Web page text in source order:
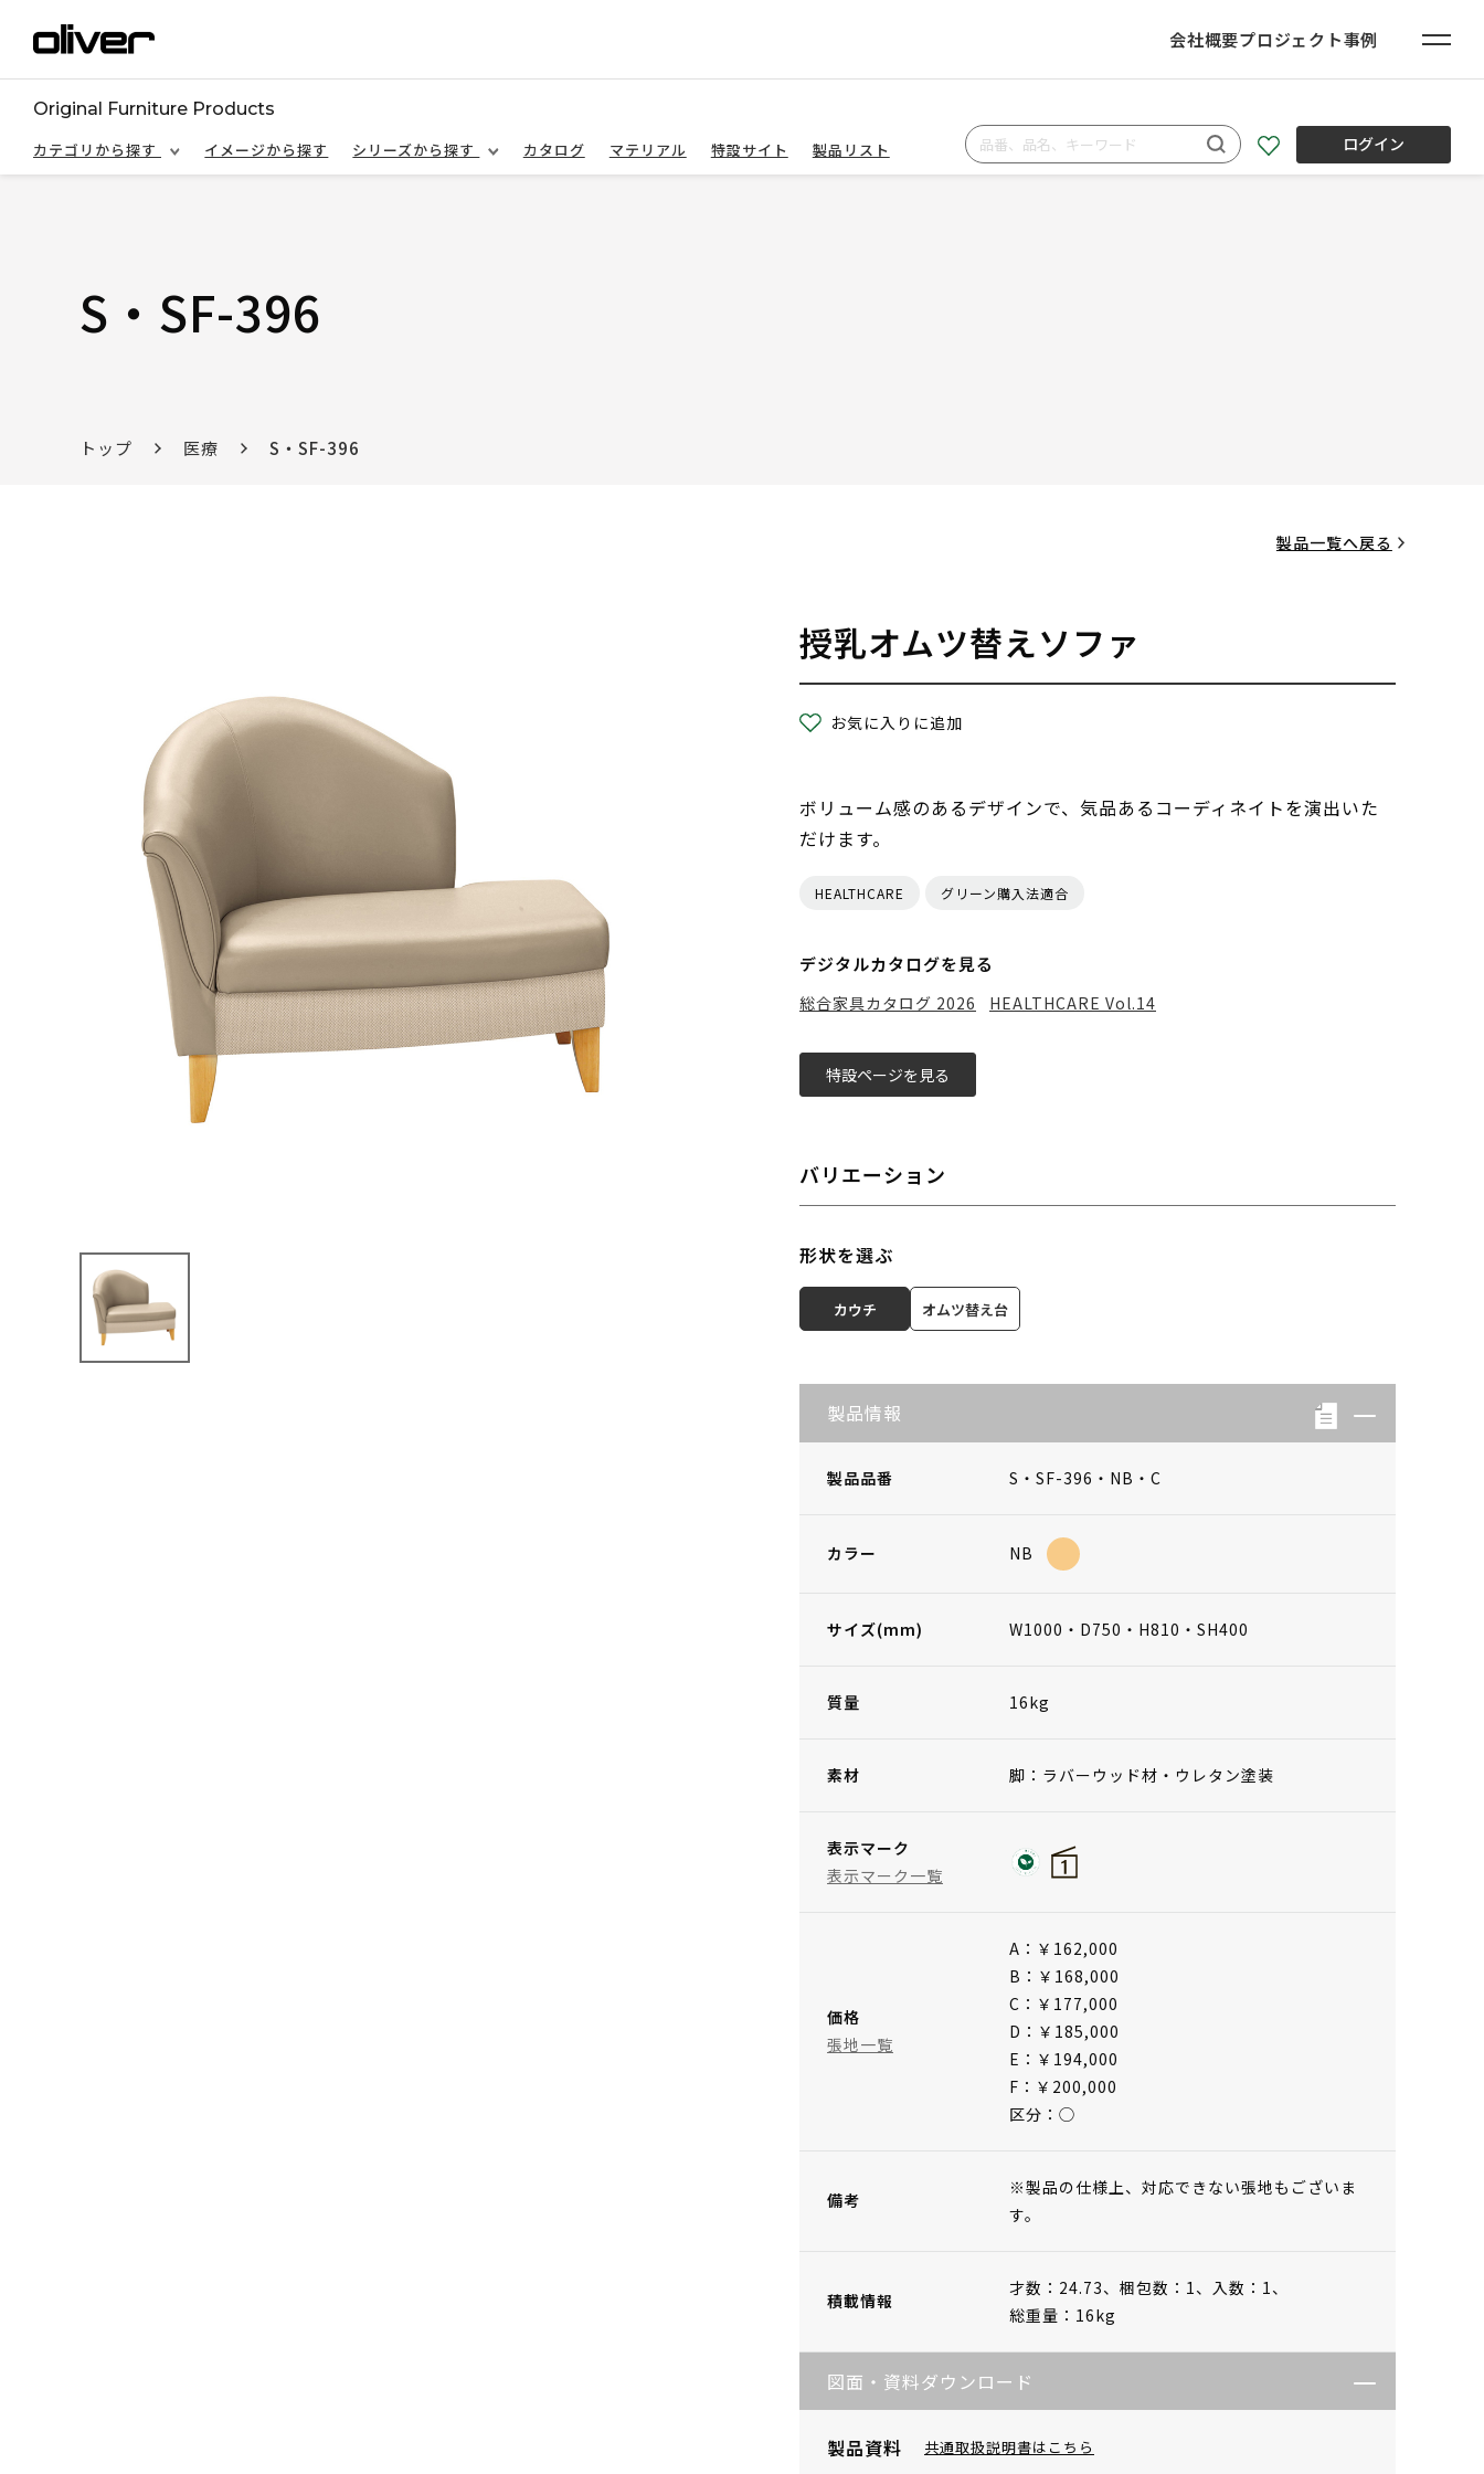
会社概要プロジェクト事例
Original Furniture Products
カテゴリから探す
イメージから探す シリーズから探す カタログ マテリアル 特設サイト 製品リスト ログイン
S・SF-396
トップ 医療 S・SF-396
製品一覧へ戻る
授乳オムツ替えソファ
お気に入りに追加
ボリューム感のあるデザインで、気品あるコーディネイトを演出いた
だけます。
HEALTHCARE グリーン購入法適合
デジタルカタログを見る
総合家具カタログ 2026 HEALTHCARE Vol.14
特設ページを見る
バリエーション
形状を選ぶ
カウチ オムツ替え台
製品情報
製品品番 S・SF-396・NB・C
カラー NB
サイズ(mm) W1000・D750・H810・SH400
質量 16kg
素材 脚：ラバーウッド材・ウレタン塗装
表示マーク
表示マーク一覧
価格
張地一覧
A：￥162,000
B：￥168,000
C：￥177,000
D：￥185,000
E：￥194,000
F：￥200,000
区分：◯
備考
※製品の仕様上、対応できない張地もございま
す。
積載情報
才数：24.73、 梱包数：1、 入数：1、
総重量：16kg
図面・資料ダウンロード
製品資料 共通取扱説明書はこちら